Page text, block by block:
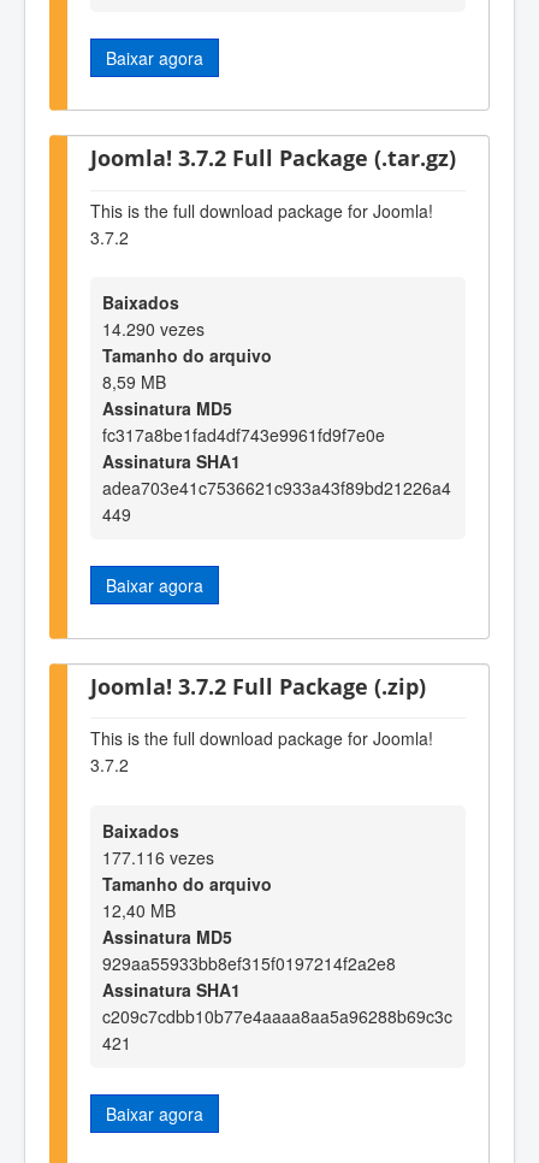
Baixar agora
Joomla! 3.7.2 Full Package (.tar.gz)
This is the full download package for Joomla!
3.7.2
Baixados
14.290 vezes
Tamanho do arquivo
8,59 MB
Assinatura MD5
fc317a8be1fad4df743e9961fd9f7e0e
Assinatura SHA1
adea703e41c7536621c933a43f89bd21226a4
449
Baixar agora
Joomla! 3.7.2 Full Package (.zip)
This is the full download package for Joomla!
3.7.2
Baixados
177.116 vezes
Tamanho do arquivo
12,40 MB
Assinatura MD5
929aa55933bb8ef315f0197214f2a2e8
Assinatura SHA1
c209c7cdbb10b77e4aaaa8aa5a96288b69c3c
421
Baixar agora